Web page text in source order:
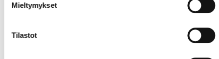
Mieltymykset
Tilastot